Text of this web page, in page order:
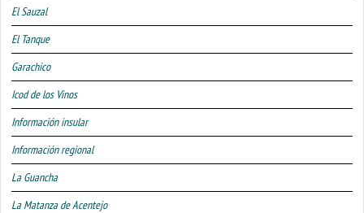
El Sauzal
El Tanque
Garachico
Icod de los Vinos
Información insular
Información regional
La Guancha
La Matanza de Acentejo